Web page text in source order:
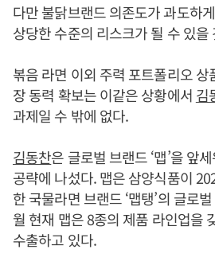
다만 불닭브랜드 의존도가 과도하
상당한 수준의 리스크가 될 수 있을
볶음 라면 이외 주력 포트폴리오 상
장 동력 확보는 이같은 상황에서 김
과제일 수 밖에 없다.
김동찬은 글로벌 브랜드 ‘맵’을 앞
공략에 나섰다. 맵은 삼양식품이
한 국물라면 브랜드 ‘맵탱’의 글로
월 현재 맵은 8종의 제품 라인업을
수출하고 있다.